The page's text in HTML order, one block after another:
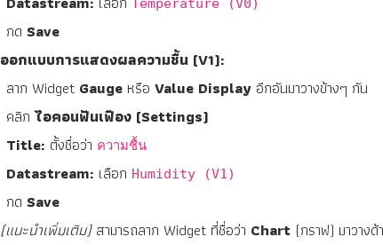
Temperature (V0)
กด Save
ออกแบบการแสดงผลความชื้น (V1):
ลาก Widget Gaugeหรือ Value Displayอีกอันมาวางข้างๆ กัน
คลิกไอคอนฟันเฟือง (Settings)
Title: ตั้งชื่อว่า ความชื้น
Datastream: เลือก Humidity (V1)
กด Save
(แนะนำเพิ่มเติม)สามารถลาก Widget ที่ชื่อว่า Chart (กราฟ) มาวาง